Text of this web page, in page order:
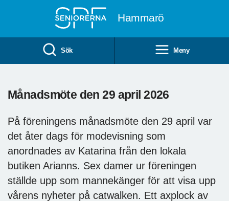
Hammarö
Sök Meny
Månadsmöte den 29 april 2026
På föreningens månadsmöte den 29 april var
det åter dags för modevisning som
anordnades av Katarina från den lokala
butiken Arianns. Sex damer ur föreningen
ställde upp som mannekänger för att visa upp
vårens nyheter på catwalken. Ett axplock av